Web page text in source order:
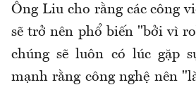
Ông Liu cho rằng các công
sẽ trở nên phổ biến "bởi vì
chúng sẽ luôn có lúc gặp
mạnh rằng công nghệ nên